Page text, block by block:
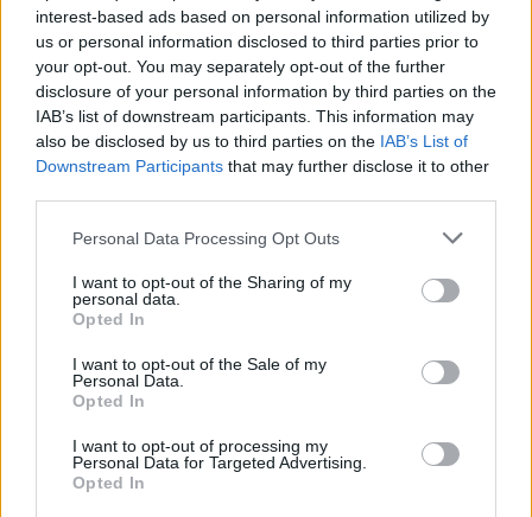
interest-based ads based on personal information utilized by
us or personal information disclosed to third parties prior to
your opt-out. You may separately opt-out of the further
disclosure of your personal information by third parties on the
IAB’s list of downstream participants. This information may
also be disclosed by us to third parties on the IAB’s List of
Downstream Participants that may further disclose it to other
Please note that this website/app uses one or more Google
not limited to your visit or usage behaviour. You may click to
grant or deny consent to Google and its third-party tags to
use your data for below specified purposes in below Google
consent section.
Personal Data Processing Opt Outs
I want to opt-out of the Sharing of my
personal data.
Opted In
I want to opt-out of the Sale of my
Personal Data.
Opted In
I want to opt-out of processing my
Personal Data for Targeted Advertising.
Opted In
Rochie TinaR